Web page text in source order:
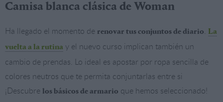
Camisa blanca clásica de Woman
Ha llegado el momento de renovar tus conjuntos de diario. La
vuelta a la rutina y el nuevo curso implican también un
cambio de prendas. Lo ideal es apostar por ropa sencilla de
colores neutros que te permita conjuntarlas entre si
¡Descubre los básicos de armario que hemos seleccionado!